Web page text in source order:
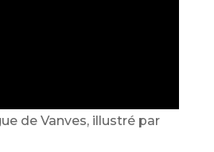
de Vanves, illustré par